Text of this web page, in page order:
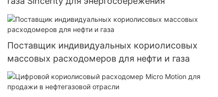
Поставщик индивидуальных кориолисовых
массовых расходомеров для нефти и газа